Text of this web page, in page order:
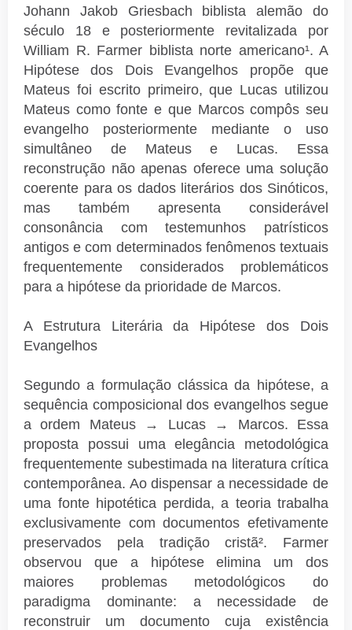
Johann Jakob Griesbach biblista alemão do
século 18 e posteriormente revitalizada por
William R. Farmer biblista norte americano¹. A
Hipótese dos Dois Evangelhos propõe que
Mateus foi escrito primeiro, que Lucas utilizou
Mateus como fonte e que Marcos compôs seu
evangelho posteriormente mediante o uso
simultâneo de Mateus e Lucas. Essa
reconstrução não apenas oferece uma solução
coerente para os dados literários dos Sinóticos,
mas também apresenta considerável
consonância com testemunhos patrísticos
antigos e com determinados fenômenos textuais
frequentemente considerados problemáticos
para a hipótese da prioridade de Marcos.
A Estrutura Literária da Hipótese dos Dois
Evangelhos
Segundo a formulação clássica da hipótese, a
sequência composicional dos evangelhos segue
a ordem Mateus → Lucas → Marcos. Essa
proposta possui uma elegância metodológica
frequentemente subestimada na literatura crítica
contemporânea. Ao dispensar a necessidade de
uma fonte hipotética perdida, a teoria trabalha
exclusivamente com documentos efetivamente
preservados pela tradição cristã². Farmer
observou que a hipótese elimina um dos
maiores problemas metodológicos do
paradigma dominante: a necessidade de
reconstruir um documento cuja existência